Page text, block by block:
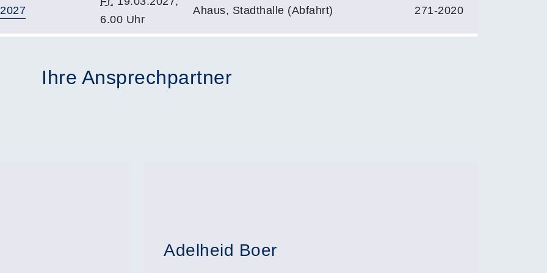
6.00 Uhr
Ahaus, Stadthalle (Abfahrt) 271-2020
Ihre Ansprechpartner
Adelheid Boer